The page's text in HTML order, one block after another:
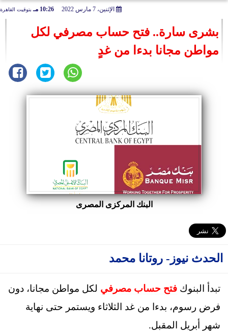
بنوك
الإثنين، 7 مارس 2022 10:26 مـ بتوقيت القاهرة
بشرى سارة.. فتح حساب مصرفي لكل
مواطن مجانا بدءا من غدٍ
البنك المركزى المصرى
الحدث نيوز- روتانا محمد
تبدأ البنوك فتح حساب مصرفي لكل مواطن مجانا، دون
فرض رسوم، بدءا من غد الثلاثاء ويستمر حتى نهاية
شهر أبريل المقبل.